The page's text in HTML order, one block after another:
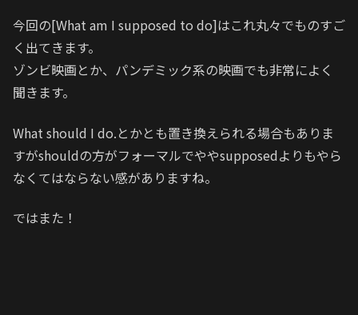
今回の[What am I supposed to do]はこれ丸々でものすご
く出てきます。
ゾンビ映画とか、パンデミック系の映画でも非常によく
聞きます。
What should I do.とかとも置き換えられる場合もありま
すがshouldの方がフォーマルでややsupposedよりもやら
なくてはならない感がありますね。
ではまた！